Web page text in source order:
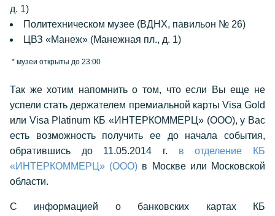
д. 1)
Политехническом музее (ВДНХ, павильон № 26)
ЦВЗ «Манеж» (Манежная пл., д. 1)
* музеи открыты до 23:00
Так же хотим напомнить о том, что если Вы еще не
успели стать держателем премиальной карты Visa Gold
или Visa Platinum КБ «ИНТЕРКОММЕРЦ» (ООО), у Вас
есть возможность получить ее до начала события,
обратившись до 11.05.2014 г. в отделение КБ
«ИНТЕРКОММЕРЦ» (ООО) в Москве или Московской
области.
С информацией о банковских картах КБ